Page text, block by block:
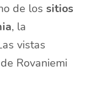
de los sitios
, la
vistas
Rovaniemi